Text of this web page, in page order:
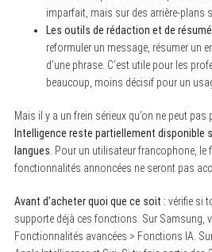
imparfait, mais sur des arrière-plans
Les outils de rédaction et de
reformuler un message, résumer un
d’une phrase. C’est utile pour les
beaucoup, moins décisif pour un
Mais il y a un frein sérieux qu’on ne peut
Intelligence reste partiellement disponible
langues . Pour un utilisateur francophone,
fonctionnalités annoncées ne seront pas
Avant d’acheter quoi que ce soit : vérifie si
supporte déjà ces fonctions. Sur Samsung,
Fonctionnalités avancées > Fonctions IA.